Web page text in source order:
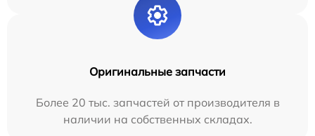
Оригинальные запчасти
Более 20 тыс. запчастей от производителя в
наличии на собственных складах.